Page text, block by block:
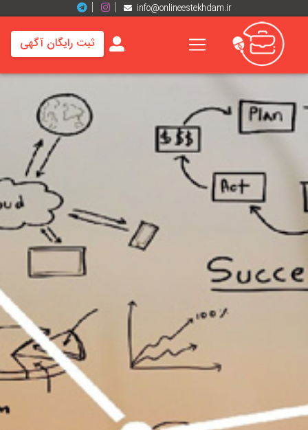
info@onlineestekhdam.ir
خانه
های
شغلی
رزومه
ها
اخبار
مشاغل
درباره
ما
ثبت رایگان آگهی